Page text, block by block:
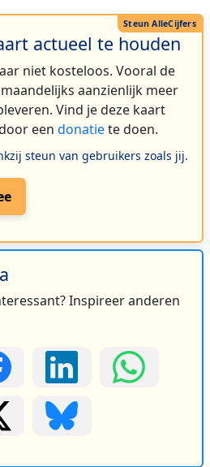
actueel te houden
niet kosteloos. Vooral de
aanzienlijk meer
Vind je deze kaart
een donatiete doen.
steun van gebruikers zoals jij.
Inspireer anderen